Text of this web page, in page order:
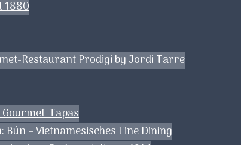
1880
Restaurant Prodigi by Jordi Tarre
Tapas
Bún – Vietnamesisches Fine Dining